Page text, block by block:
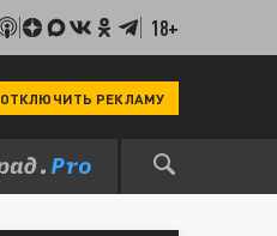
18+
ОТКЛЮЧИТЬ РЕКЛАМУ